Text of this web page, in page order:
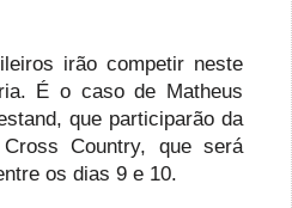
irão competir neste
É o caso de Matheus
que participarão da
Country, que será
os dias 9 e 10.